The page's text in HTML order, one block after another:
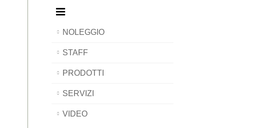
NOLEGGIO
STAFF
PRODOTTI
SERVIZI
VIDEO